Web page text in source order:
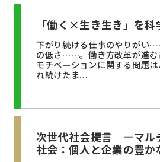
「働く×生き生き」を科
下がり続ける仕事のやりがい
の低さ……。働き方改革が進む
モチベーションに関する問題
れ続けたま...
次世代社会提言 ―マル
社会：個人と企業の豊